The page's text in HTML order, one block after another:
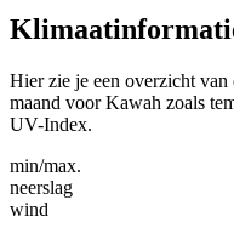
Hier zie je een overzicht
maand voor Kawah zoals
UV-Index.
min/max.
neerslag
wind